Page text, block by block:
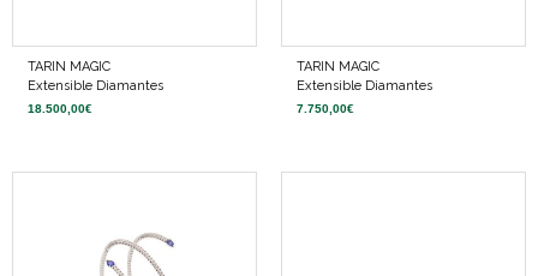
TARIN MAGIC
Extensible Diamantes
18.500,00€
TARIN MAGIC
Extensible Diamantes
7.750,00€